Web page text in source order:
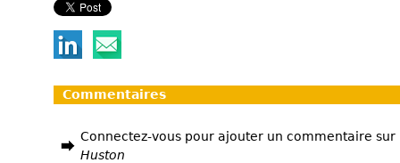
Commentaires
Connectez-vous pour ajouter un commentaire sur
Huston